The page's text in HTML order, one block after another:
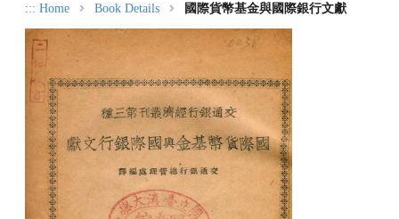
::: Home Book Details 國際貨幣基金與國際銀行文獻